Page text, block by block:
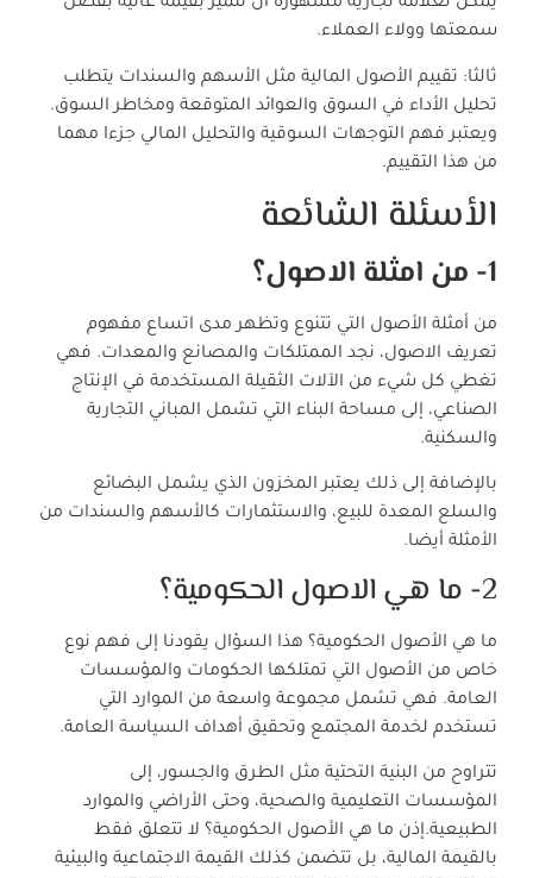
سمعتها وولاء العملاء.
ثالثا: تقييم الأصول المالية مثل الأسهم والسندات يتطلب
تحليل الأداء في السوق والعوائد المتوقعة ومخاطر السوق.
ويعتبر فهم التوجهات السوقية والتحليل المالي جزءا مهما
من هذا التقييم.
الأسئلة الشائعة
1- من امثلة الاصول؟
من أمثلة الأصول التي تتنوع وتظهر مدى اتساع مفهوم
تعريف الاصول، نجد الممتلكات والمصانع والمعدات. فهي
تغطي كل شيء من الآلات الثقيلة المستخدمة في الإنتاج
الصناعي، إلى مساحة البناء التي تشمل المباني التجارية
والسكنية.
بالإضافة إلى ذلك يعتبر المخزون الذي يشمل البضائع
والسلع المعدة للبيع، والاستثمارات كالأسهم والسندات من
الأمثلة أيضا.
2- ما هي الاصول الحكومية؟
ما هي الأصول الحكومية؟ هذا السؤال يقودنا إلى فهم نوع
خاص من الأصول التي تمتلكها الحكومات والمؤسسات
العامة. فهي تشمل مجموعة واسعة من الموارد التي
تستخدم لخدمة المجتمع وتحقيق أهداف السياسة العامة.
تتراوح من البنية التحتية مثل الطرق والجسور، إلى
المؤسسات التعليمية والصحية، وحتى الأراضي والموارد
الطبيعية.إذن ما هي الأصول الحكومية؟ لا تتعلق فقط
بالقيمة المالية، بل تتضمن كذلك القيمة الاجتماعية والبيئية